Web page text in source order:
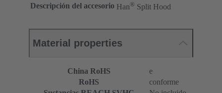
Descripción del accesorio Han® Split Hood
Material properties
China RoHS
e
RoHS
conforme